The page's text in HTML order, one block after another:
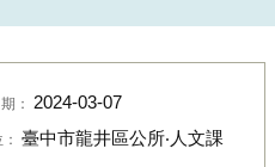
： 2024-03-07
臺中市龍井區公所‧人文課